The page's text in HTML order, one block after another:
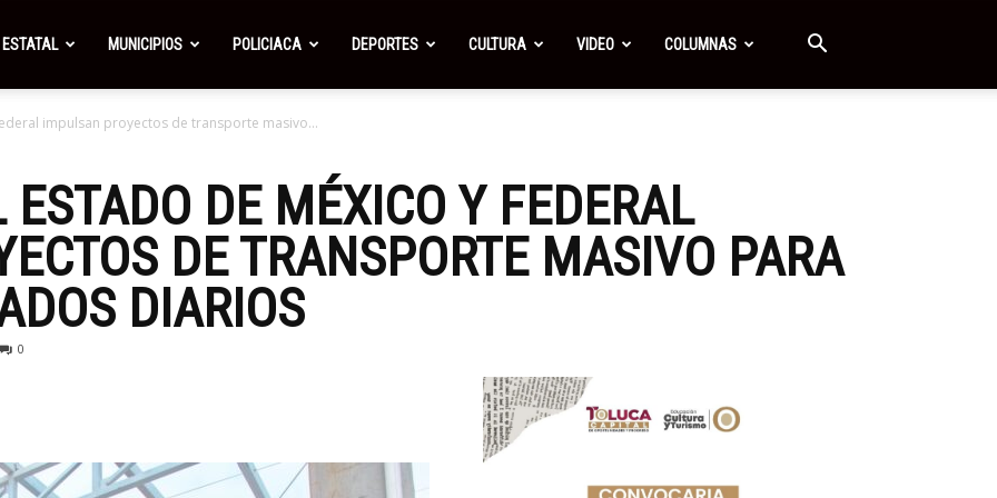
ESTATAL MUNICIPIOS POLICIACA DEPORTES CULTURA VIDEO COLUMNAS
impulsan proyectos de transporte masivo...
ESTADO DE MÉXICO Y FEDERAL
DE TRANSPORTE MASIVO PARA
DIARIOS
0